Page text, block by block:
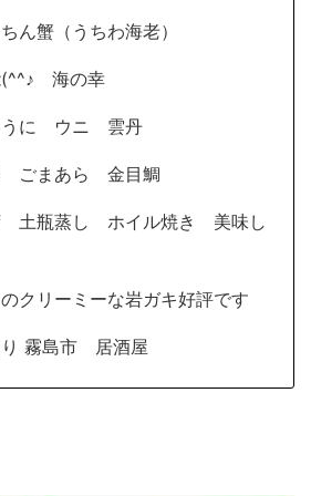
ん蟹（うちわ海老）
海の幸
うに ウニ 雲丹
ごまあら 金目鯛
土瓶蒸し ホイル焼き 美味し
クリーミーな岩ガキ好評です
り 霧島市 居酒屋